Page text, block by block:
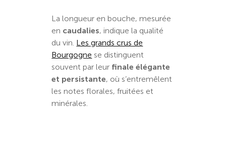
La longueur en bouche, mesurée
en caudalies, indique la qualité
du vin. Les grands crus de
Bourgogne se distinguent
souvent par leur finale élégante
et persistante, où s’entremêlent
les notes florales, fruitées et
minérales.